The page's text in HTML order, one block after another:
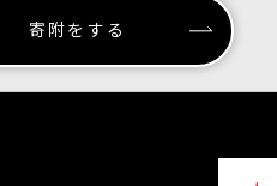
寄附をする